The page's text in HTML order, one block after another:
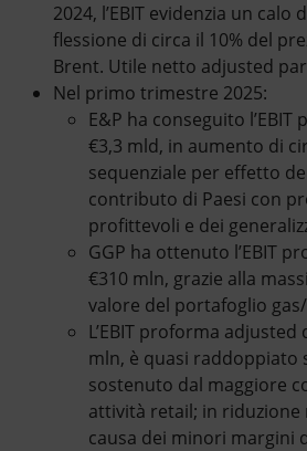
2024, l’EBIT evidenzia un calo
flessione di circa il 10% del
Brent. Utile netto adjusted
Nel primo trimestre 2025:
E&P ha conseguito
€3,3 mld, in aumento di
sequenziale per effetto
contributo di Paesi con
profittevoli e dei
GGP ha ottenuto l’EBIT
€310 mln, grazie alla
valore del portafoglio gas/
L’EBIT proforma adjusted
mln, è quasi raddoppiato
sostenuto dal maggiore
attività retail; in riduzione
causa dei minori margini